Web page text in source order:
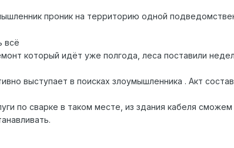
проник на территорию одной
всё
который идёт уже полгода, леса поставили
выступает в поисках злоумышленника . Акт
по сварке в таком месте, из здания кабеля